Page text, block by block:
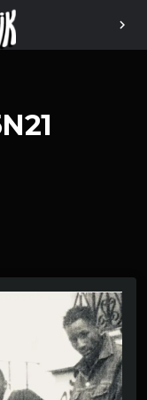
chevron_right